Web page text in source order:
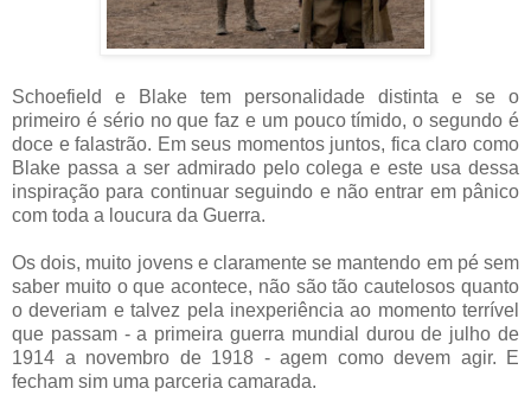
Schoefield e Blake tem personalidade distinta e se o
primeiro é sério no que faz e um pouco tímido, o segundo é
doce e falastrão. Em seus momentos juntos, fica claro como
Blake passa a ser admirado pelo colega e este usa dessa
inspiração para continuar seguindo e não entrar em pânico
com toda a loucura da Guerra.
Os dois, muito jovens e claramente se mantendo em pé sem
saber muito o que acontece, não são tão cautelosos quanto
o deveriam e talvez pela inexperiência ao momento terrível
que passam - a primeira guerra mundial durou de julho de
1914 a novembro de 1918 - agem como devem agir. E
fecham sim uma parceria camarada.